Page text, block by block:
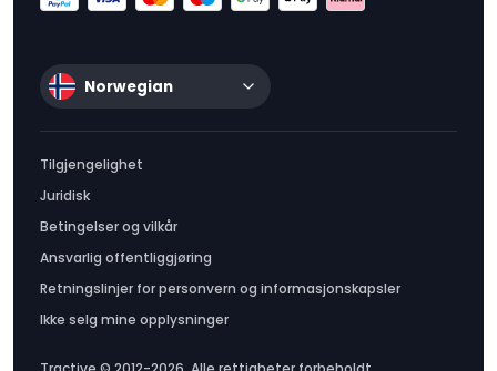
Norwegian
Tilgjengelighet
Juridisk
Betingelser og vilkår
Ansvarlig offentliggjøring
Retningslinjer for personvern og informasjonskapsler
Ikke selg mine opplysninger